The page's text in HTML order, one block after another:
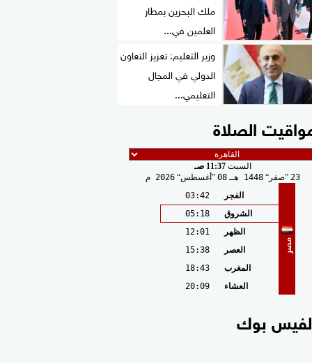
ملك البحرين بمطار
العلمين في...
وزير التعليم: تعزيز التعاون
الدولي في المجال
التعليمي...
الصلاة
السبت 11:37 صـ
23 صفر 1448 هـ 08 أغسطس 2026 م
مصر
الفجر
03:42
الشروق
05:18
الظهر
12:01
العصر
15:38
المغرب
18:43
العشاء
20:09
بوك